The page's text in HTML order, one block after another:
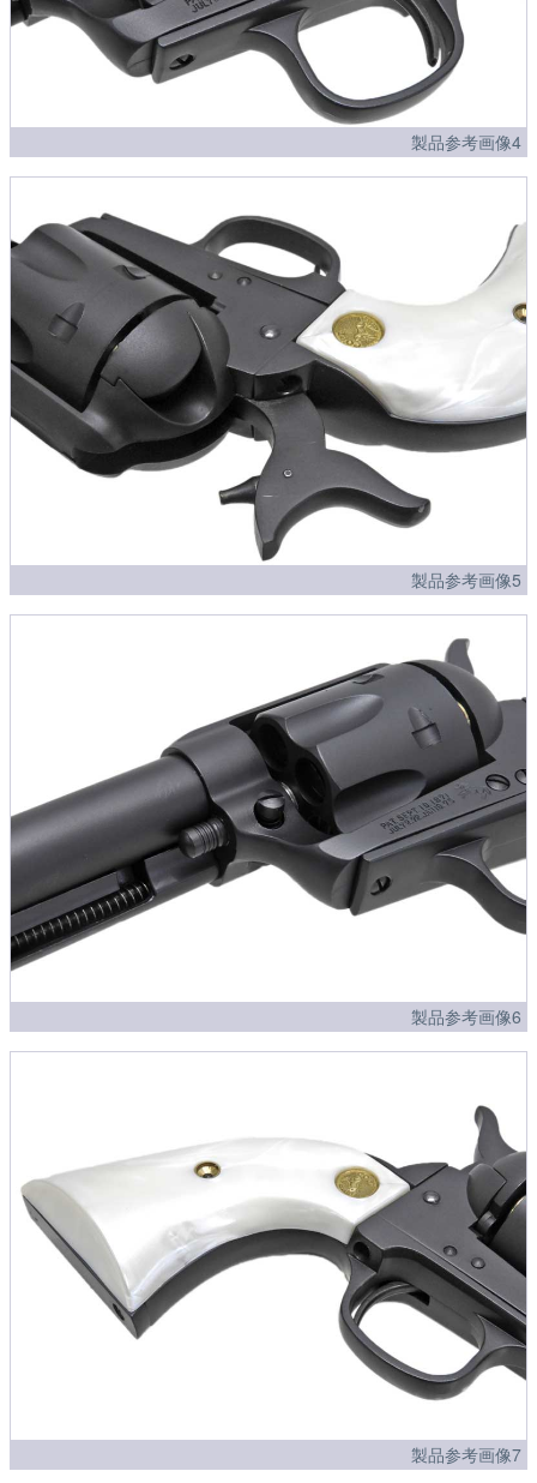
製品参考画像4
製品参考画像5
製品参考画像6
製品参考画像7